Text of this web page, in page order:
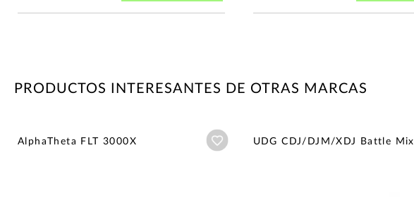
PRODUCTOS INTERESANTES DE OTRAS MARCAS
AlphaTheta FLT 3000X Añadir a wishlist
UDG CDJ/DJM/XDJ Battle Mix